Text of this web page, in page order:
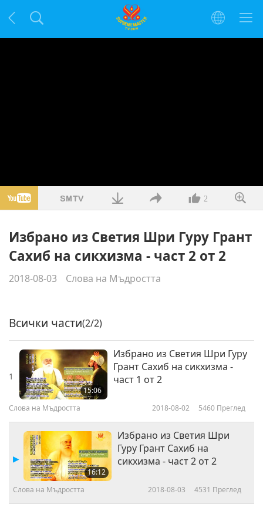
2
Избрано из Светия Шри Гуру Грант
Сахиб на сикхизма - част 2 от 2
2018-08-03 Слова на Мъдростта
Всички части(2/2)
1
15:06
Избрано из Светия Шри Гуру
Грант Сахиб на сикхизма -
част 1 от 2
Слова на Мъдростта 2018-08-02 5460 Преглед
16:12
Избрано из Светия Шри
Гуру Грант Сахиб на
сикхизма - част 2 от 2
Слова на Мъдростта 2018-08-03 4531 Преглед